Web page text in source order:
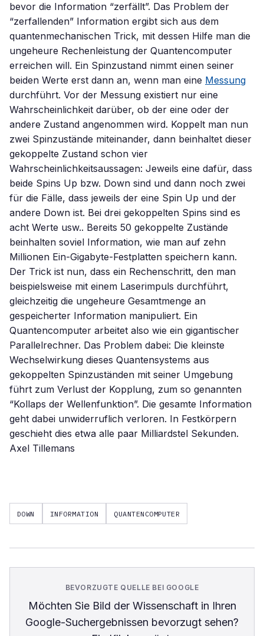
bevor die Information “zerfällt”. Das Problem der
“zerfallenden” Information ergibt sich aus dem
quantenmechanischen Trick, mit dessen Hilfe man die
ungeheure Rechenleistung der Quantencomputer
erreichen will. Ein Spinzustand nimmt einen seiner
beiden Werte erst dann an, wenn man eine Messung
durchführt. Vor der Messung existiert nur eine
Wahrscheinlichkeit darüber, ob der eine oder der
andere Zustand angenommen wird. Koppelt man nun
zwei Spinzustände miteinander, dann beinhaltet dieser
gekoppelte Zustand schon vier
Wahrscheinlichkeitsaussagen: Jeweils eine dafür, dass
beide Spins Up bzw. Down sind und dann noch zwei
für die Fälle, dass jeweils der eine Spin Up und der
andere Down ist. Bei drei gekoppelten Spins sind es
acht Werte usw.. Bereits 50 gekoppelte Zustände
beinhalten soviel Information, wie man auf zehn
Millionen Ein-Gigabyte-Festplatten speichern kann.
Der Trick ist nun, dass ein Rechenschritt, den man
beispielsweise mit einem Laserimpuls durchführt,
gleichzeitig die ungeheure Gesamtmenge an
gespeicherter Information manipuliert. Ein
Quantencomputer arbeitet also wie ein gigantischer
Parallelrechner. Das Problem dabei: Die kleinste
Wechselwirkung dieses Quantensystems aus
gekoppelten Spinzuständen mit seiner Umgebung
führt zum Verlust der Kopplung, zum so genannten
“Kollaps der Wellenfunktion”. Die gesamte Information
geht dabei unwiderruflich verloren. In Festkörpern
geschieht dies etwa alle paar Milliardstel Sekunden.
Axel Tillemans
DOWN INFORMATION QUANTENCOMPUTER
BEVORZUGTE QUELLE BEI GOOGLE
Möchten Sie Bild der Wissenschaftin Ihren
Google-Suchergebnissen bevorzugt sehen?